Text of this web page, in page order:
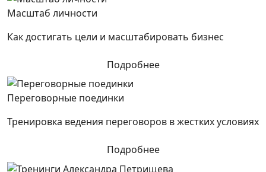
Масштаб личности
Как достигать цели и масштабировать бизнес
Подробнее
Переговорные поединки
Тренировка ведения переговоров в жестких условиях
Подробнее